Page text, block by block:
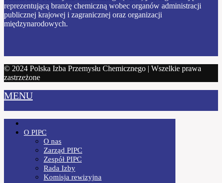
reprezentującą branżę chemiczną wobec organów administracji
publicznej krajowej i zagranicznej oraz organizacji
międzynarodowych.
© 2024 Polska Izba Przemysłu Chemicznego | Wszelkie prawa
zastrzeżone
MENU
O PIPC
O nas
Zarząd PIPC
Zespół PIPC
Rada Izby
Komisja rewizyjna